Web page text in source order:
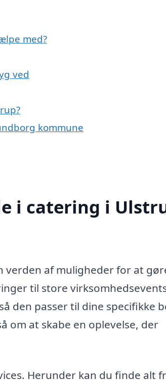
med?
ved
kommune
i catering i
verden af muligheder for at
til store
den passer til dine specifikke
om at skabe en oplevelse, der
Herunder kan du finde alt